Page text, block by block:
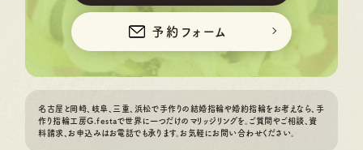
予約フォーム
名古屋と岡崎、岐阜、三重、浜松で手作りの結婚指輪や婚約指輪をお考えなら、手
作り指輪工房G.festaで世界に一つだけのマリッジリングを。ご質問やご相談、資
料請求、お申込みはお電話でも承ります。お気軽にお問い合わせください。